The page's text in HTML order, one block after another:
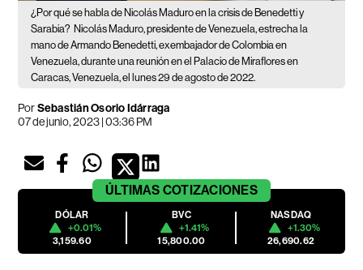
¿Por qué se habla de Nicolás Maduro en la crisis de Benedetti y
Sarabia? Nicolás Maduro, presidente de Venezuela, estrecha la
mano de Armando Benedetti, exembajador de Colombia en
Venezuela, durante una reunión en el Palacio de Miraflores en
Caracas, Venezuela, el lunes 29 de agosto de 2022.
PorSebastián Osorio Idárraga
07 de junio, 2023 | 03:36 PM
ÚLTIMAS COTIZACIONES
DÓLAR
+0.01%
3,159.60
BVC
+1.41%
15,800.00
NASDAQ
+1.30%
26,690.62